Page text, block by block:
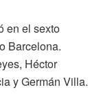
en el sexto
Barcelona.
Héctor
y Germán Villa.